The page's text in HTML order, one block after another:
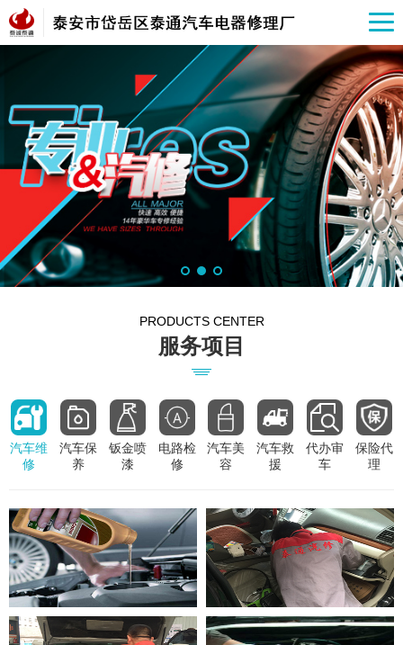
PRODUCTS CENTER
服务项目
汽车维
修
汽车保
养
钣金喷
漆
电路检
修
汽车美
容
汽车救
援
代办审
车
保险代
理